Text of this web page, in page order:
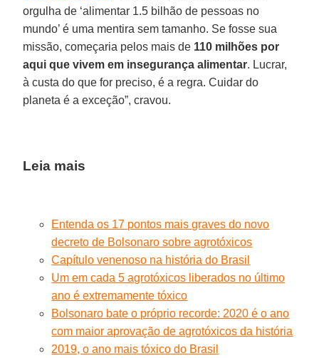
orgulha de ‘alimentar 1.5 bilhão de pessoas no
mundo’ é uma mentira sem tamanho. Se fosse sua
missão, começaria pelos mais de 110 milhões por
aqui que vivem em insegurança alimentar. Lucrar,
à custa do que for preciso, é a regra. Cuidar do
planeta é a exceção”, cravou.
Leia mais
Entenda os 17 pontos mais graves do novo
decreto de Bolsonaro sobre agrotóxicos
Capítulo venenoso na história do Brasil
Um em cada 5 agrotóxicos liberados no último
ano é extremamente tóxico
Bolsonaro bate o próprio recorde: 2020 é o ano
com maior aprovação de agrotóxicos da história
2019, o ano mais tóxico do Brasil